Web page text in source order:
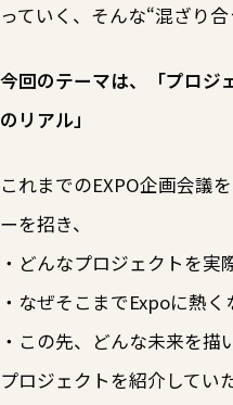
っていく、そんな“混ざり合
今回のテーマは、「プロジ
のリアル」
これまでのEXPO企画会議
ーを招き、
・どんなプロジェクトを実
・なぜそこまでExpoに熱
・この先、どんな未来を描
プロジェクトを紹介してい